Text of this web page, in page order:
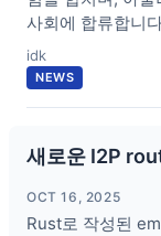
사회에 합류합니
idk
NEWS
새로운 I2P
OCT 16, 2025
Rust로 작성된